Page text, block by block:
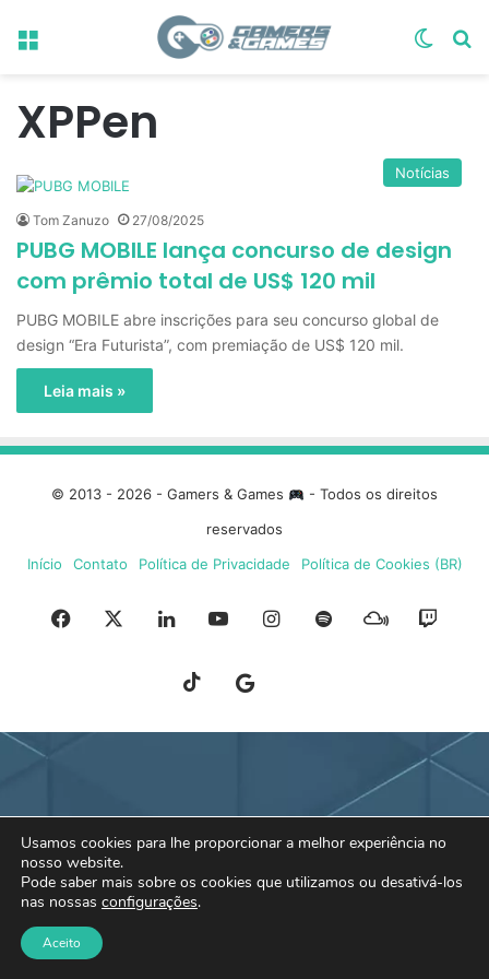
Menu
XPPen
Notícias
Tom Zanuzo 27/08/2025
PUBG MOBILE lança concurso de design
com prêmio total de US$ 120 mil
PUBG MOBILE abre inscrições para seu concurso global de
design “Era Futurista”, com premiação de US$ 120 mil.
Leia mais »
© 2013 - 2026 - Gamers & Games
- Todos os direitos
reservados
Início
Contato Política de Privacidade Política de Cookies (BR)
Facebook LinkedinYouTubeInstagram
SpotifyMixcloud
TikTokGoogle
NewsSky
Usamos cookies para lhe proporcionar a melhor experiência no
nosso website.
Pode saber mais sobre os cookies que utilizamos ou desativá-los
nas nossas configurações.
Aceito